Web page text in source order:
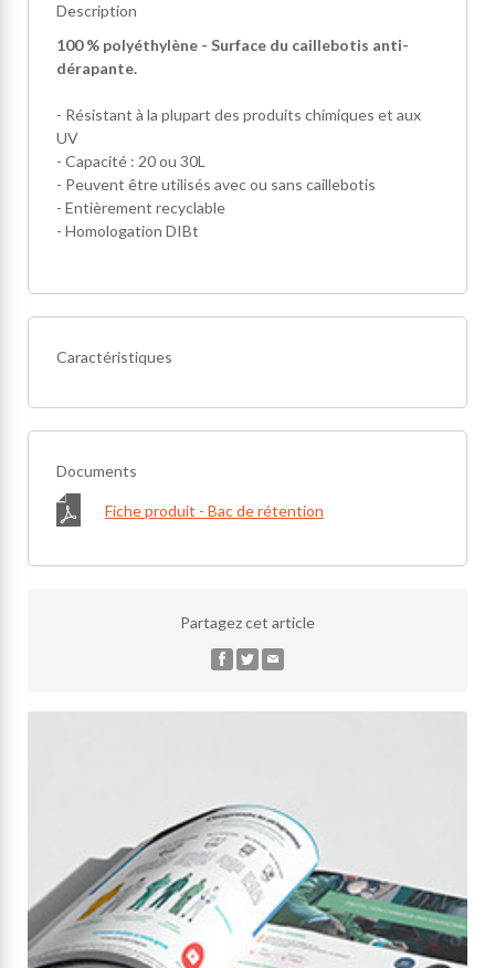
Description
100 % polyéthylène - Surface du caillebotis anti-
dérapante.
- Résistant à la plupart des produits chimiques et aux
UV
- Capacité : 20 ou 30L
- Peuvent être utilisés avec ou sans caillebotis
- Entièrement recyclable
- Homologation DIBt
Caractéristiques
Documents
Fiche produit - Bac de rétention
Partagez cet article